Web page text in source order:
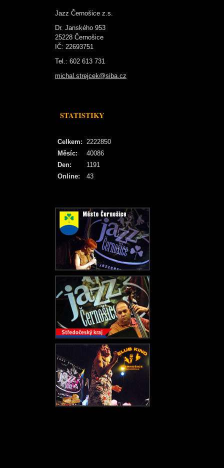
Jazz Černošice z.s.
Dr. Janského 953
25228 Černošice
IČ: 22693751
Tel.: 602 613 731
michal.strejcek@siba.cz
STATISTIKY
Online: 43
Celkem: 2222850
Měsíc:
40086
Den:
1191